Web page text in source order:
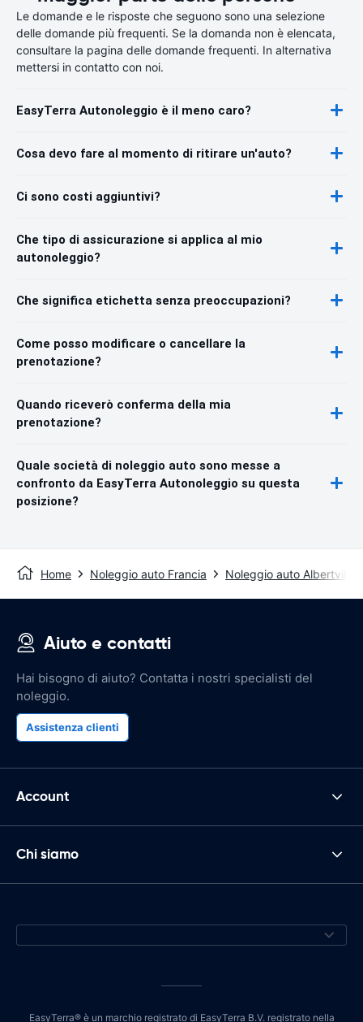
Le domande e le risposte che seguono sono una selezione
delle domande più frequenti. Se la domanda non è elencata,
consultare la pagina delle domande frequenti. In alternativa
mettersi in contatto con noi.
EasyTerra Autonoleggio è il meno caro?
Cosa devo fare al momento di ritirare un'auto?
Ci sono costi aggiuntivi?
Che tipo di assicurazione si applica al mio
autonoleggio?
Che significa etichetta senza preoccupazioni?
Come posso modificare o cancellare la
prenotazione?
Quando riceverò conferma della mia
prenotazione?
Quale società di noleggio auto sono messe a
confronto da EasyTerra Autonoleggio su questa
posizione?
Home Noleggio auto Francia Noleggio auto Albertville
Aiuto e contatti
Hai bisogno di aiuto? Contatta i nostri specialisti del
noleggio.
Assistenza clienti
Account
Chi siamo
EasyTerra® è un marchio registrato di EasyTerra B.V. registrato nella